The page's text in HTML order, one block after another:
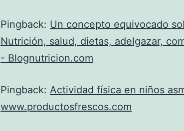
Pingback: Un concepto equivocado
Nutrición, salud, dietas, adelgazar,
- Blognutricion.com
Pingback: Actividad física en niños
www.productosfrescos.com